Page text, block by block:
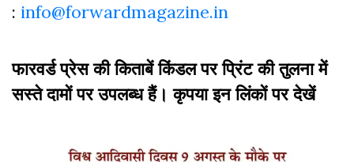
: info@forwardmagazine.in
फारवर्ड प्रेस की किताबें किंडल पर प्रिंट की तुलना में
सस्ते दामों पर उपलब्ध हैं। कृपया इन लिंकों पर देखें